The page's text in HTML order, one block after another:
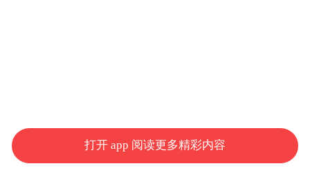
打开 app 阅读更多精彩内容